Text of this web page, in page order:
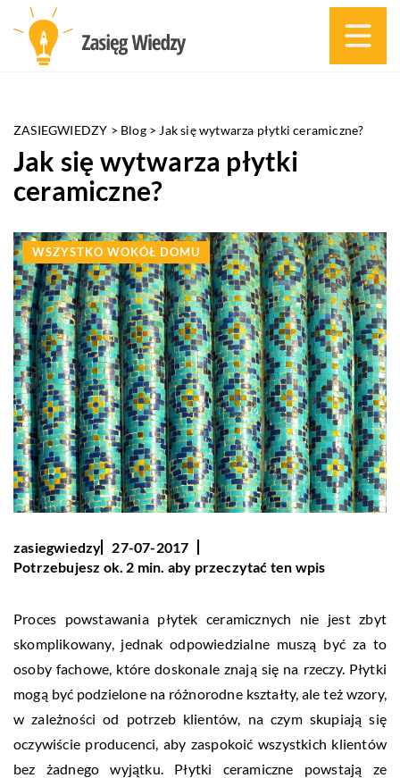
ZASIEGWIEDZY > Blog> Jak się wytwarza płytki ceramiczne?
Jak się wytwarza płytki
ceramiczne?
WSZYSTKO WOKÓŁ DOMU
zasiegwiedzy
27-07-2017
Potrzebujesz ok. 2 min. aby przeczytać ten wpis
Proces powstawania płytek ceramicznych nie jest zbyt
skomplikowany, jednak odpowiedzialne muszą być za to
osoby fachowe, które doskonale znają się na rzeczy. Płytki
mogą być podzielone na różnorodne kształty, ale też wzory,
w zależności od potrzeb klientów, na czym skupiają się
oczywiście producenci, aby zaspokoić wszystkich klientów
bez żadnego wyjątku. Płytki ceramiczne powstają ze